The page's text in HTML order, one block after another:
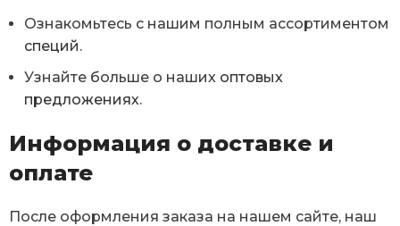
Ознакомьтесь с нашим полным ассортиментом
специй.
Узнайте больше о наших оптовых
предложениях.
Информация о доставке и
оплате
После оформления заказа на нашем сайте, наш